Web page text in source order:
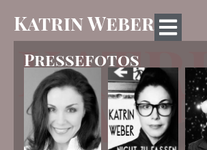
Pressefotos
Katrin Weber